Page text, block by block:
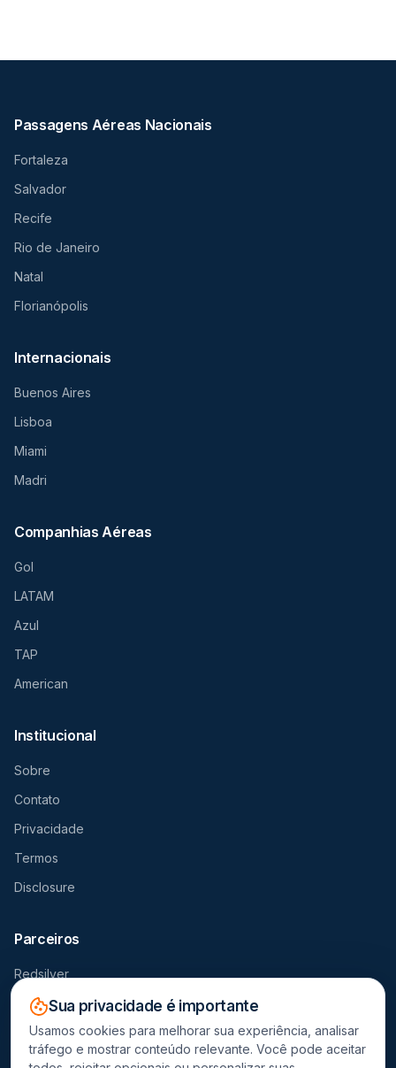
Passagens Aéreas Nacionais
Fortaleza
Salvador
Recife
Rio de Janeiro
Natal
Florianópolis
Internacionais
Buenos Aires
Lisboa
Miami
Madri
Companhias Aéreas
Gol
LATAM
Azul
TAP
American
Institucional
Sobre
Contato
Privacidade
Termos
Disclosure
Parceiros
Redsilver
Seguro Viagem
Destravador
Sua privacidade é importante
Usamos cookies para melhorar sua experiência, analisar
tráfego e mostrar conteúdo relevante. Você pode aceitar